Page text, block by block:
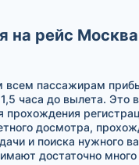
на рейс
пассажирам
часа до вылета. Это
прохождения
досмотра,
и поиска нужного
достаточно